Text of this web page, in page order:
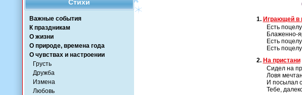
Стихи
Важные события
К праздникам
О жизни
О природе, времена года
О чувствах и настроении
Грусть
Дружба
Измена
Любовь
1. Играющей в
Есть
Блаженно-
Есть
Есть
2. На пристани
Сидел на
Ловя
И посылал
Тебе,